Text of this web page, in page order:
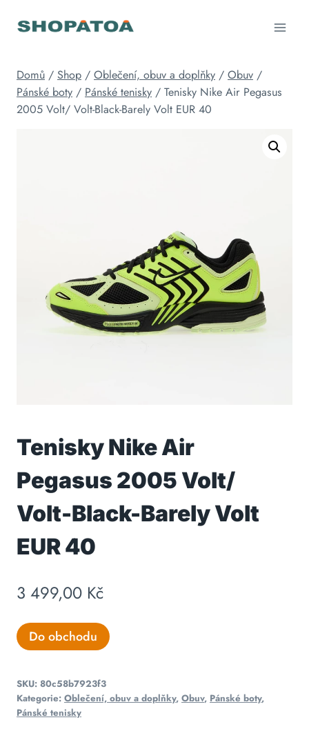
Domů / Shop / Oblečení, obuv a doplňky / Obuv /
Pánské boty / Pánské tenisky / Tenisky Nike Air Pegasus
2005 Volt/ Volt-Black-Barely Volt EUR 40
Tenisky Nike Air
Pegasus 2005 Volt/
Volt-Black-Barely Volt
EUR 40
3 499,00 Kč
Do obchodu
SKU: 80c58b7923f3
Kategorie: Oblečení, obuv a doplňky, Obuv, Pánské boty,
Pánské tenisky